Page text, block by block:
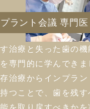
ラント会議 専門医
治療と失った歯の機
専門的に学んできま
治療からインプラン
つことで、歯を残
を取り戻すべきかを